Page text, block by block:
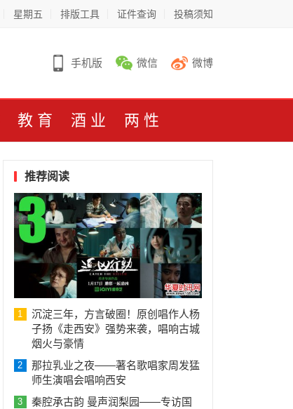
星期五 排版工具 证件查询 投稿须知
手机版 微信 微博
教育 酒业 两性
推荐阅读
1
沉淀三年，方言破圈！原创唱作人杨
子扬《走西安》强势来袭，唱响古城
烟火与豪情
2
那拉乳业之夜——著名歌唱家周发猛
师生演唱会唱响西安
3
秦腔承古韵 曼声润梨园——专访国